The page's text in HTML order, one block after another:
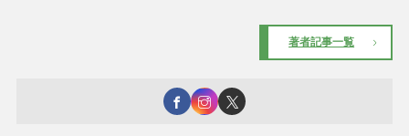
著者記事一覧